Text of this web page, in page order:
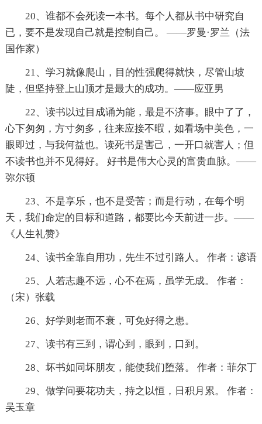
20、谁都不会死读一本书。每个人都从书中研究自
已，要不是发现自己就是控制自己。 ——罗曼·罗兰（法
国作家）
21、学习就像爬山，目的性强爬得就快，尽管山坡
陡，但坚持登上山顶才是最大的成功。——应亚男
22、读书以过目成诵为能，最是不济事。眼中了了，
心下匆匆，方寸匆多，往来应接不暇，如看场中美色，一
眼即过，与我何益也。读死书是害己，一开口就害人；但
不读书也并不见得好。 好书是伟大心灵的富贵血脉。——
弥尔顿
23、不是享乐，也不是受苦；而是行动，在每个明
天，我们命定的目标和道路，都要比今天前进一步。——
《人生礼赞》
24、读书全靠自用功，先生不过引路人。 作者：谚语
25、人若志趣不远，心不在焉，虽学无成。 作者：
（宋）张载
26、好学则老而不衰，可免好得之患。
27、读书有三到，谓心到，眼到，口到。
28、坏书如同坏朋友，能使我们堕落。 作者：菲尔丁
29、做学问要花功夫，持之以恒，日积月累。 作者：
吴玉章